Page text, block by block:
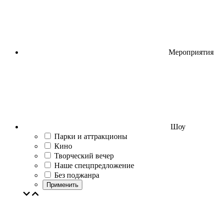
Мероприятия
Шоу
Парки и аттракционы
Кино
Творческий вечер
Наше спецпредложение
Без поджанра
Применить